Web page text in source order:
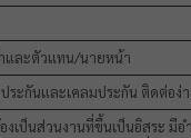
และตัวแทน/นายหน้า
ระกันและเคลมประกัน ติดต่อง่
เป็นส่วนงานที่ขึ้นเป็นอิสระ มี